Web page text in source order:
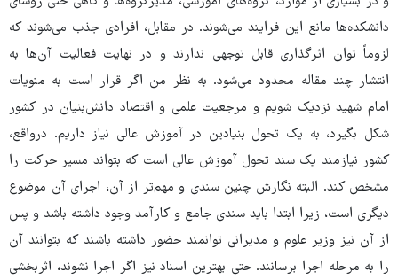
دانشکده‌ها مانع این فرایند می‌شوند. در مقابل، افرادی جذب می‌شوند که
لزوماً توان اثرگذاری قابل توجهی ندارند و در نهایت فعالیت آن‌ها به
انتشار چند مقاله محدود می‌شود. به نظر من اگر قرار است به منویات
امام شهید نزدیک شویم و مرجعیت علمی و اقتصاد دانش‌بنیان در کشور
شکل بگیرد، به یک تحول بنیادین در آموزش عالی نیاز داریم. درواقع،
کشور نیازمند یک سند تحول آموزش عالی است که بتواند مسیر حرکت را
مشخص کند. البته نگارش چنین سندی و مهم‌تر از آن، اجرای آن موضوع
دیگری است، زیرا ابتدا باید سندی جامع و کارآمد وجود داشته باشد و پس
از آن نیز وزیر علوم و مدیرانی توانمند حضور داشته باشند که بتوانند آن
را به مرحله اجرا برسانند. حتی بهترین اسناد نیز اگر اجرا نشوند، اثربخشی